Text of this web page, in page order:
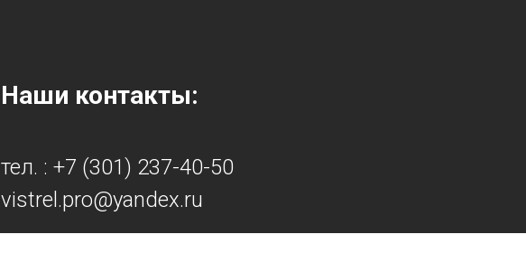
Наши контакты:
тел. : +7 (301) 237-40-50
vistrel.pro@yandex.ru